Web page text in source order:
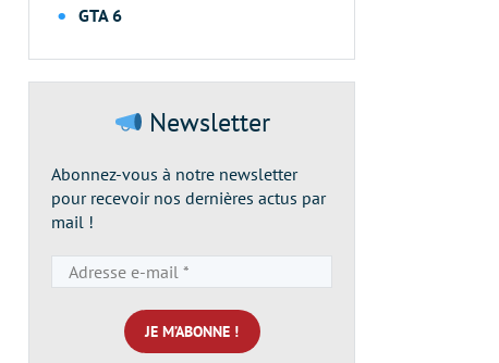
GTA 6
Newsletter
Abonnez-vous à notre newsletter
pour recevoir nos dernières actus par
mail !
e-
mail
*